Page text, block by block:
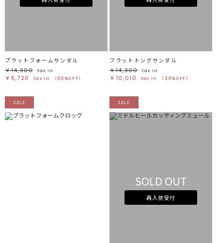
グレー
パープルパープル
レッド レッド
ピンク ピンク
ミックス ミックス
この条件で絞り込む
プラットフォームサンダル
￥14,300
tax in
￥5,720 tax in （60%OFF）
フラットトングサンダル
￥14,300
tax in
￥10,010 tax in （30%OFF）
SALE SALE
SOLD OUT
再入荷受付